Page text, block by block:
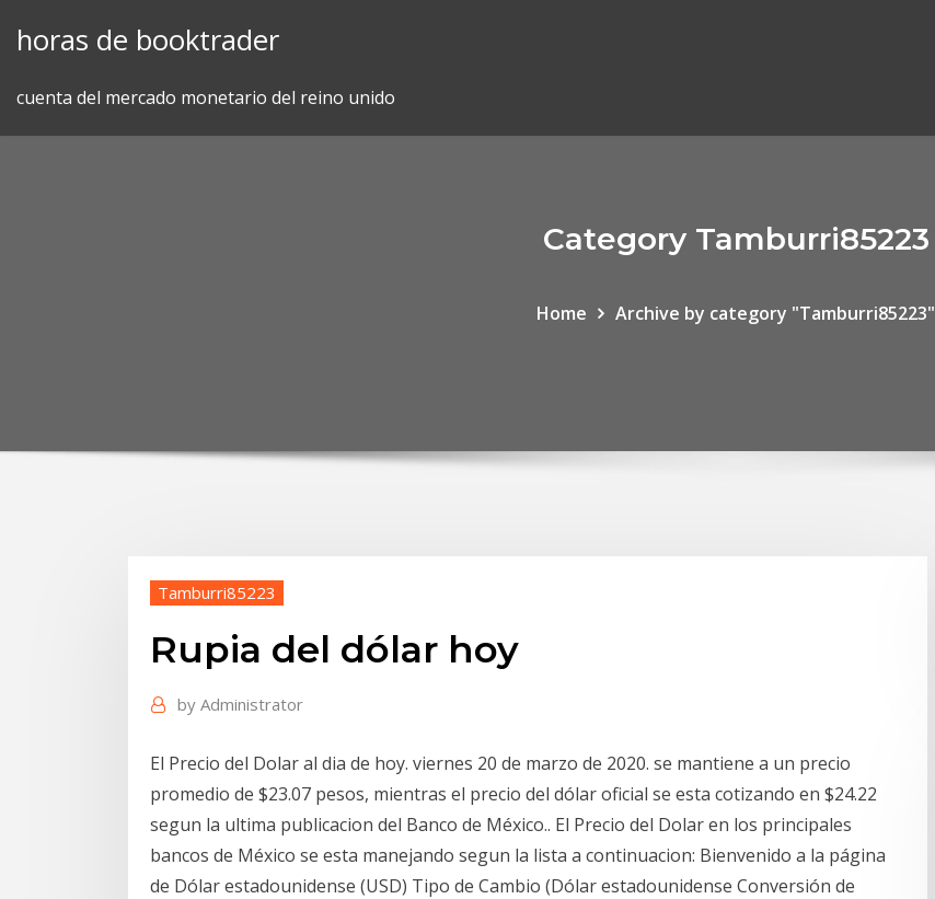
horas de booktrader
cuenta del mercado monetario del reino unido
Category Tamburri85223
Home Archive by category "Tamburri85223"
Tamburri85223
Rupia del dólar hoy
by Administrator
El Precio del Dolar al dia de hoy. viernes 20 de marzo de 2020. se mantiene a un precio
promedio de $23.07 pesos, mientras el precio del dólar oficial se esta cotizando en $24.22
segun la ultima publicacion del Banco de México.. El Precio del Dolar en los principales
bancos de México se esta manejando segun la lista a continuacion: Bienvenido a la página
de Dólar estadounidense (USD) Tipo de Cambio (Dólar estadounidense Conversión de